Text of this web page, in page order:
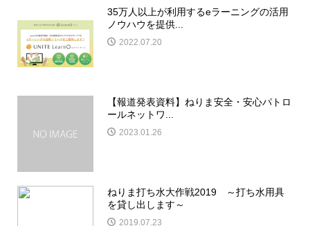
35万人以上が利用するeラーニングの活用
ノウハウを提供...
2022.07.20
【報道発表資料】ねりま安全・安心パトロ
ールネットワ...
2023.01.26
ねりま打ち水大作戦2019 ～打ち水用具
を貸し出します～
2019.07.23